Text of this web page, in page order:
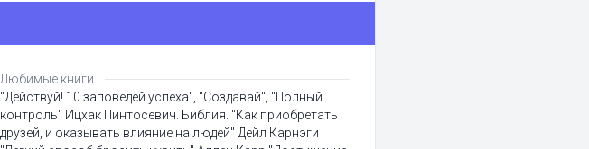
Любимые книги
"Действуй! 10 заповедей успеха", "Создавай", "Полный
контроль" Ицхак Пинтосевич. Библия. "Как приобретать
друзей, и оказывать влияние на людей" Дейл Карнэги